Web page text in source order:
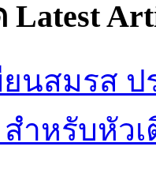
Latest
นสมรส ป
สำหรับหัว